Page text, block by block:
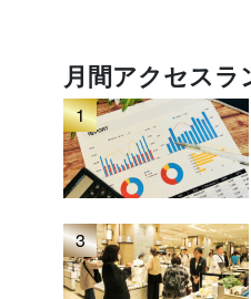
月間アクセスラ
1
3